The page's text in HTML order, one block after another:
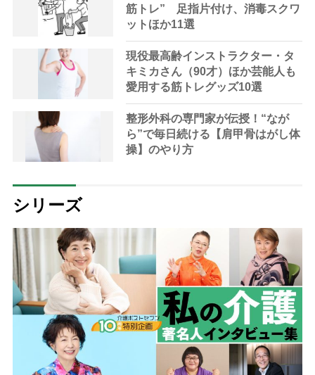
筋トレ” 足指片付け、消毒スクワ
ットほか11選
現役最高齢インストラクター・タ
キミカさん（90才）ほか芸能人も
愛用する筋トレグッズ10選
整形外科の専門家が伝授！“なが
ら”で毎日続ける【肩甲骨はがし体
操】のやり方
シリーズ